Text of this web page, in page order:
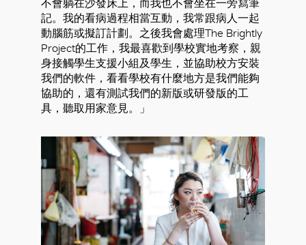
不會躺在沙發床上，而我也不會坐在一旁寫筆
記。我的看病過程相當互動，我常跟病人一起
動腦筋或擬訂計劃。之後我會處理The Brightly
Project的工作，我最喜歡到學校實地考察，親
身接觸學生支援小組及學生，並協助校方安裝
我們的軟件，看看學校有什麼地方是我們能夠
協助的，還有測試我們的新版或研發版的工
具，聽取用家意見。」
好